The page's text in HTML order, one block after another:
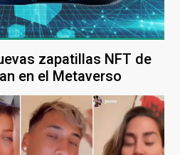
zapatillas NFT de
en el Metaverso